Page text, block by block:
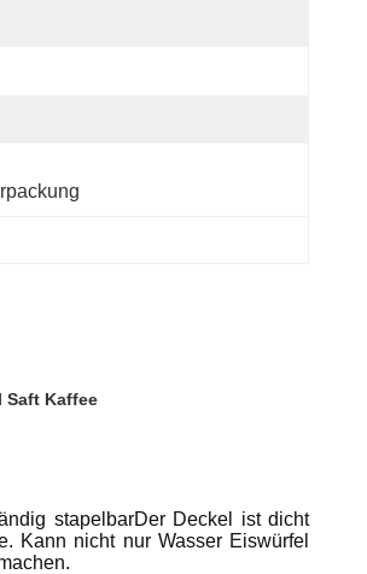
Saft Kaffee
stapelbarDer Deckel ist dicht
Kann nicht nur Wasser Eiswürfel